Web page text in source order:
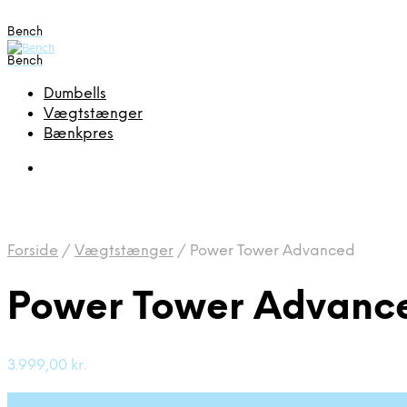
Bench
Bench
Dumbells
Vægtstænger
Bænkpres
Forside / Vægtstænger / Power Tower Advanced
Power Tower
3.999,00 kr.